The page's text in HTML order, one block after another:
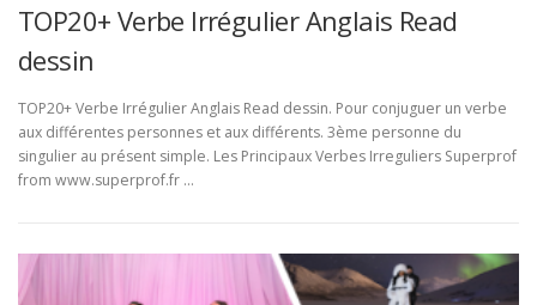
TOP20+ Verbe Irrégulier Anglais Read
dessin
TOP20+ Verbe Irrégulier Anglais Read dessin. Pour conjuguer un verbe
aux différentes personnes et aux différents. 3ème personne du
singulier au présent simple. Les Principaux Verbes Irreguliers Superprof
from www.superprof.fr …